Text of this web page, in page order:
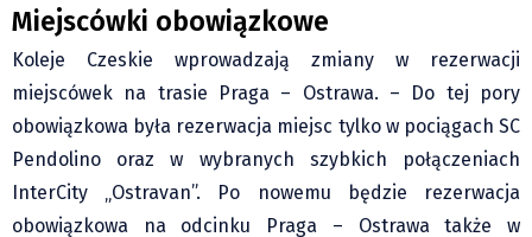
Miejscówki obowiązkowe
Koleje Czeskie wprowadzają zmiany w rezerwacji
miejscówek na trasie Praga – Ostrawa. – Do tej pory
obowiązkowa była rezerwacja miejsc tylko w pociągach SC
Pendolino oraz w wybranych szybkich połączeniach
InterCity „Ostravan”. Po nowemu będzie rezerwacja
obowiązkowa na odcinku Praga – Ostrawa także w